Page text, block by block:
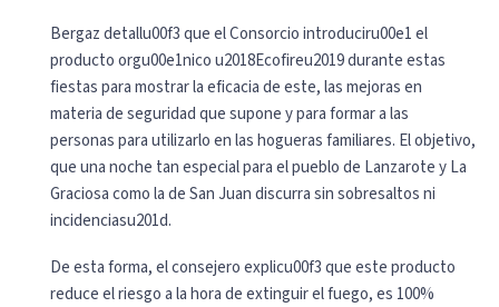
Bergaz detallu00f3 que el Consorcio introduciru00e1 el
producto orgu00e1nico u2018Ecofireu2019 durante estas
fiestas para mostrar la eficacia de este, las mejoras en
materia de seguridad que supone y para formar a las
personas para utilizarlo en las hogueras familiares. El objetivo,
que una noche tan especial para el pueblo de Lanzarote y La
Graciosa como la de San Juan discurra sin sobresaltos ni
incidenciasu201d.
De esta forma, el consejero explicu00f3 que este producto
reduce el riesgo a la hora de extinguir el fuego, es 100%